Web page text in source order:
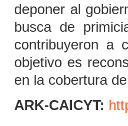
deponer al
busca de
contribuyeron a
objetivo es
en la cobertura
ARK-CAICYT: